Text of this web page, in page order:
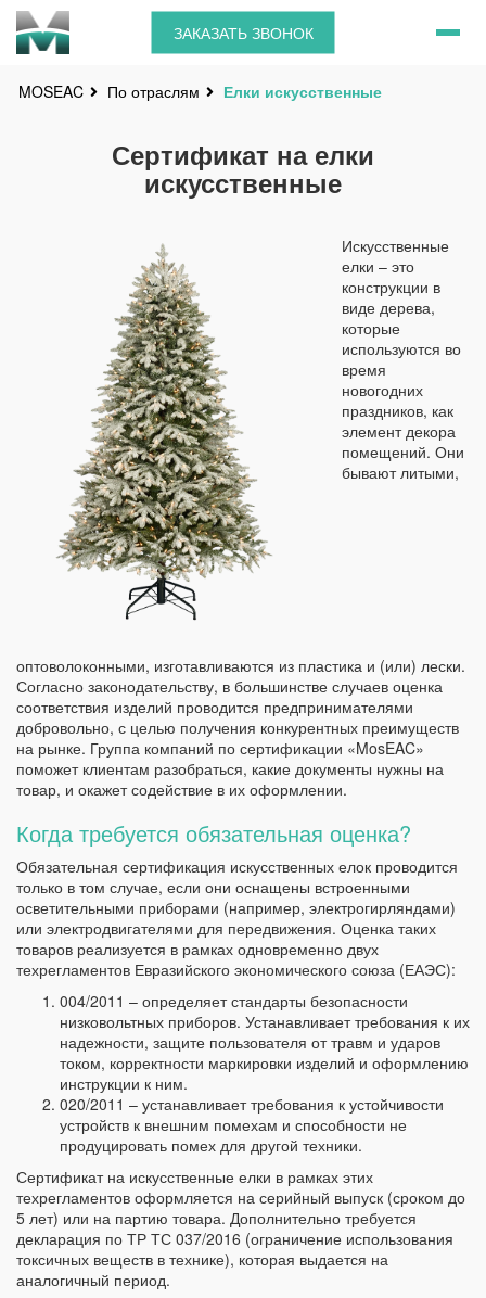
ЗАКАЗАТЬ ЗВОНОК
MOSEAC По отраслям Елки искусственные
Сертификат на елки
искусственные
Искусственные
елки – это
конструкции в
виде дерева,
которые
используются во
время
новогодних
праздников, как
элемент декора
помещений. Они
бывают литыми,
оптоволоконными, изготавливаются из пластика и (или) лески.
Согласно законодательству, в большинстве случаев оценка
соответствия изделий проводится предпринимателями
добровольно, с целью получения конкурентных преимуществ
на рынке. Группа компаний по сертификации «MosEAC»
поможет клиентам разобраться, какие документы нужны на
товар, и окажет содействие в их оформлении.
Когда требуется обязательная оценка?
Обязательная сертификация искусственных елок проводится
только в том случае, если они оснащены встроенными
осветительными приборами (например, электрогирляндами)
или электродвигателями для передвижения. Оценка таких
товаров реализуется в рамках одновременно двух
техрегламентов Евразийского экономического союза (ЕАЭС):
004/2011 – определяет стандарты безопасности
низковольтных приборов. Устанавливает требования к их
надежности, защите пользователя от травм и ударов
током, корректности маркировки изделий и оформлению
инструкции к ним.
020/2011 – устанавливает требования к устойчивости
устройств к внешним помехам и способности не
продуцировать помех для другой техники.
Сертификат на искусственные елки в рамках этих
техрегламентов оформляется на серийный выпуск (сроком до
5 лет) или на партию товара. Дополнительно требуется
декларация по ТР ТС 037/2016 (ограничение использования
токсичных веществ в технике), которая выдается на
аналогичный период.